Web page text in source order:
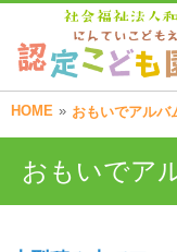
HOME » おもいでアルバ
おもいでア